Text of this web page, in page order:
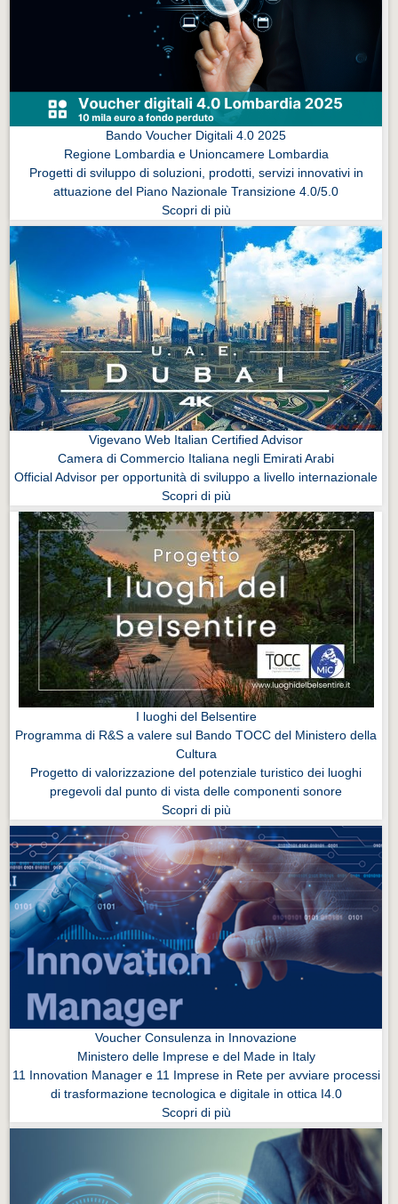
Eventi Vigevano
Eventi Pavia
Bando Voucher Digitali 4.0 2025
Regione Lombardia e Unioncamere Lombardia
Progetti di sviluppo di soluzioni, prodotti, servizi innovativi in
attuazione del Piano Nazionale Transizione 4.0/5.0
Scopri di più
Vigevano Web Italian Certified Advisor
Camera di Commercio Italiana negli Emirati Arabi
Official Advisor per opportunità di sviluppo a livello internazionale
Scopri di più
I luoghi del Belsentire
Programma di R&S a valere sul Bando TOCC del Ministero della
Cultura
Progetto di valorizzazione del potenziale turistico dei luoghi
pregevoli dal punto di vista delle componenti sonore
Scopri di più
Voucher Consulenza in Innovazione
Ministero delle Imprese e del Made in Italy
11 Innovation Manager e 11 Imprese in Rete per avviare processi
di trasformazione tecnologica e digitale in ottica I4.0
Scopri di più